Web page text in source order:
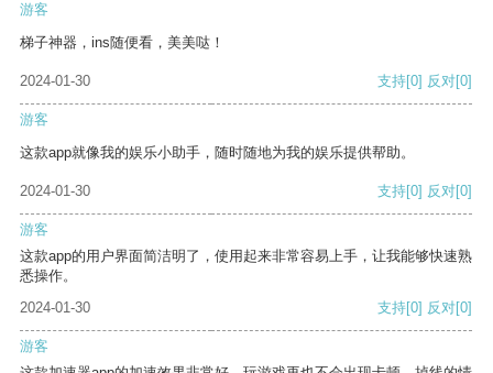
游客
梯子神器，ins随便看，美美哒！
2024-01-30 支持[0] 反对[0]
游客
这款app就像我的娱乐小助手，随时随地为我的娱乐提供帮助。
2024-01-30 支持[0] 反对[0]
游客
这款app的用户界面简洁明了，使用起来非常容易上手，让我能够快速熟
悉操作。
2024-01-30
支持[0] 反对[0]
游客